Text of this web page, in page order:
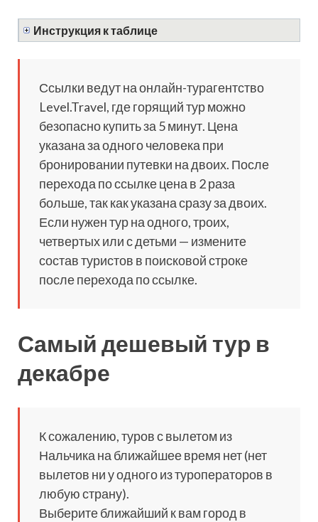
Инструкция к таблице
Ссылки ведут на онлайн-турагентство
Level.Travel, где горящий тур можно
безопасно купить за 5 минут. Цена
указана за одного человека при
бронировании путевки на двоих. После
перехода по ссылке цена в 2 раза
больше, так как указана сразу за двоих.
Если нужен тур на одного, троих,
четвертых или с детьми — измените
состав туристов в поисковой строке
после перехода по ссылке.
Самый дешевый тур в
декабре
К сожалению, туров с вылетом из
Нальчика на ближайшее время нет (нет
вылетов ни у одного из туроператоров в
любую страну).
Выберите ближайший к вам город в